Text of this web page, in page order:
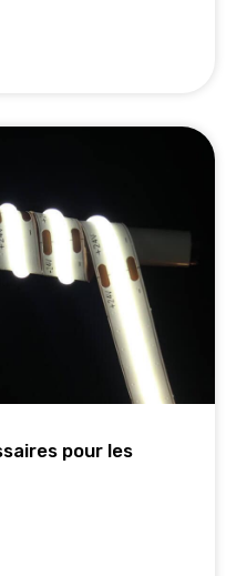
pour les